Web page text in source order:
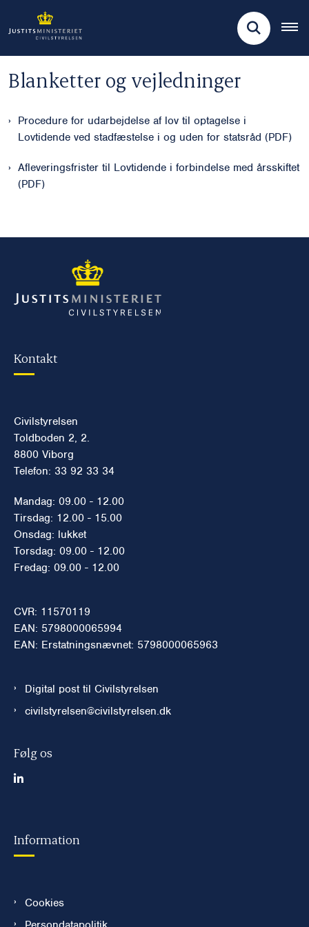
Blanketter og vejledninger
Procedure for udarbejdelse af lov til optagelse i
Lovtidende ved stadfæstelse i og uden for statsråd (PDF)
Afleveringsfrister til Lovtidende i forbindelse med årsskiftet
(PDF)
Kontakt
Civilstyrelsen
Toldboden 2, 2.
8800 Viborg
Telefon: 33 92 33 34
Mandag: 09.00 - 12.00
Tirsdag: 12.00 - 15.00
Onsdag: lukket
Torsdag: 09.00 - 12.00
Fredag: 09.00 - 12.00
CVR: 11570119
EAN: 5798000065994
EAN: Erstatningsnævnet: 5798000065963
Digital post til Civilstyrelsen
civilstyrelsen@civilstyrelsen.dk
Følg os
Information
Cookies